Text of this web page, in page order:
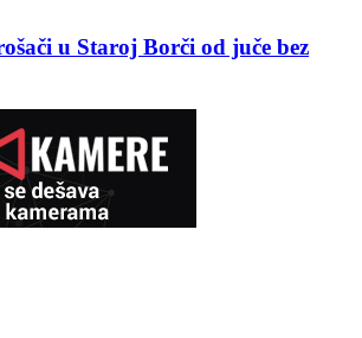
u Staroj Borči od juče bez